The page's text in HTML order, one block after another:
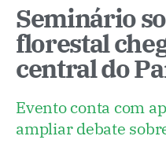
Seminário
florestal
central do
Evento conta com
ampliar debate